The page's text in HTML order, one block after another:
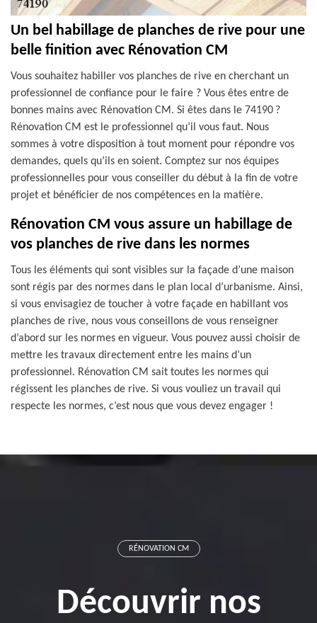
Un bel habillage de planches de rive pour une
belle finition avec Rénovation CM
Vous souhaitez habiller vos planches de rive en cherchant un
professionnel de confiance pour le faire ? Vous êtes entre de
bonnes mains avec Rénovation CM. Si êtes dans le 74190 ?
Rénovation CM est le professionnel qu’il vous faut. Nous
sommes à votre disposition à tout moment pour répondre vos
demandes, quels qu’ils en soient. Comptez sur nos équipes
professionnelles pour vous conseiller du début à la fin de votre
projet et bénéficier de nos compétences en la matière.
Rénovation CM vous assure un habillage de
vos planches de rive dans les normes
Tous les éléments qui sont visibles sur la façade d’une maison
sont régis par des normes dans le plan local d’urbanisme. Ainsi,
si vous envisagiez de toucher à votre façade en habillant vos
planches de rive, nous vous conseillons de vous renseigner
d’abord sur les normes en vigueur. Vous pouvez aussi choisir de
mettre les travaux directement entre les mains d’un
professionnel. Rénovation CM sait toutes les normes qui
régissent les planches de rive. Si vous vouliez un travail qui
respecte les normes, c’est nous que vous devez engager !
RÉNOVATION CM
Découvrir nos